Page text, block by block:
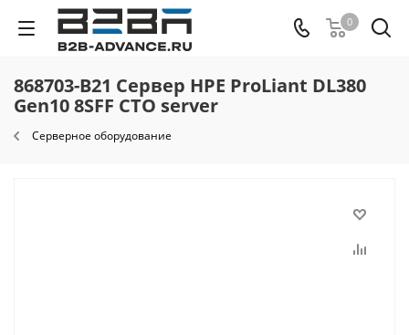
0
868703-B21 Сервер HPE ProLiant DL380
Gen10 8SFF CTO server
Серверное оборудование